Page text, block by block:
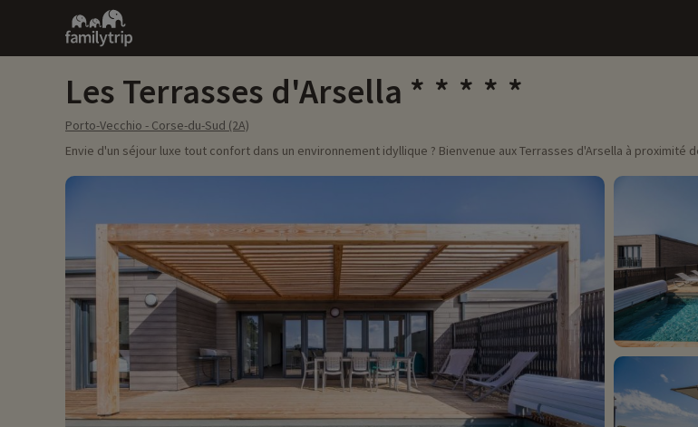
Family
trip
Les Terrasses d'Arsella
Porto-Vecchio - Corse-du-Sud (2A)
Envie d'un séjour luxe tout confort dans un environnement idyllique ? Bienvenue aux Terrasses d'Arsella à proximité